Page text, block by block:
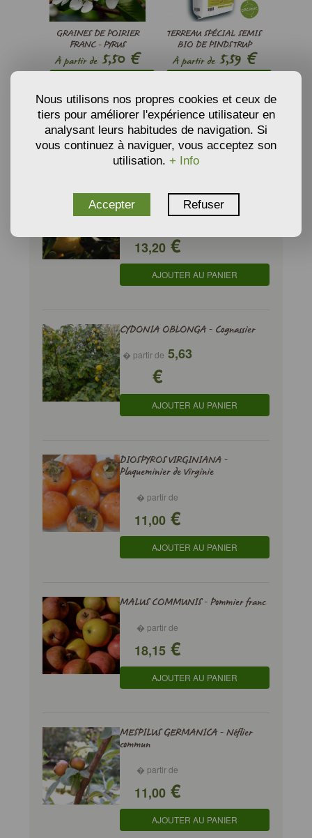
GRAINES DE POIRIER
FRANC - PYRUS
COMMUNIS
À partir de5,50 €
TERREAU SPÉCIAL SEMIS
BIO DE PINDSTRUP
À partir de5,59 €
PRODUITS ASSOCIÉS
Cognassier du Japon
13,20€
AJOUTER AU PANIER
CYDONIA OBLONGA - Cognassier
� partir de 5,63
€
AJOUTER AU PANIER
DIOSPYROS VIRGINIANA -
Plaqueminier de Virginie
� partir de
11,00€
AJOUTER AU PANIER
MALUS COMMUNIS - Pommier franc
� partir de
18,15€
AJOUTER AU PANIER
MESPILUS GERMANICA - Néflier
commun
� partir de
11,00€
AJOUTER AU PANIER
Nous utilisons nos propres cookies et ceux de
tiers pour améliorer l'expérience utilisateur en
analysant leurs habitudes de navigation. Si
vous continuez à naviguer, vous acceptez son
utilisation. + Info
Accepter Refuser